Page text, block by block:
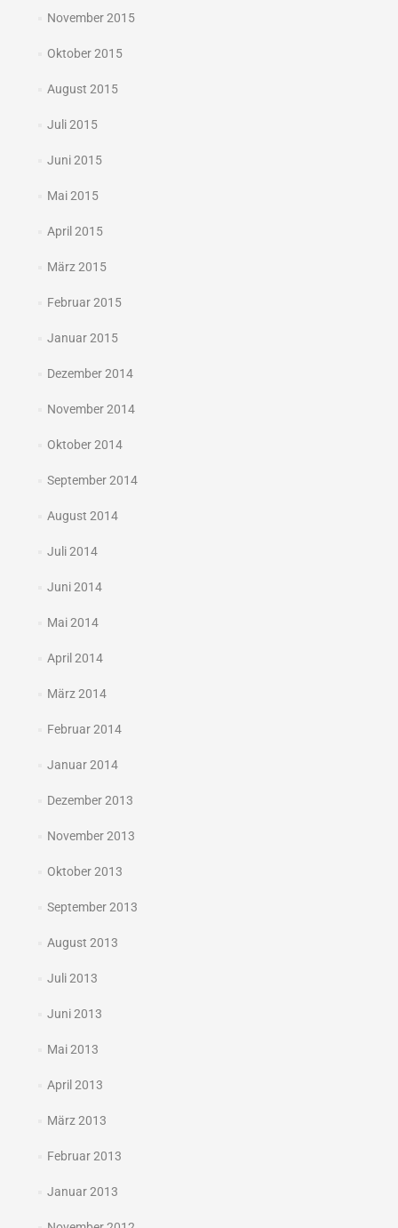
November 2015
Oktober 2015
August 2015
Juli 2015
Juni 2015
Mai 2015
April 2015
März 2015
Februar 2015
Januar 2015
Dezember 2014
November 2014
Oktober 2014
September 2014
August 2014
Juli 2014
Juni 2014
Mai 2014
April 2014
März 2014
Februar 2014
Januar 2014
Dezember 2013
November 2013
Oktober 2013
September 2013
August 2013
Juli 2013
Juni 2013
Mai 2013
April 2013
März 2013
Februar 2013
Januar 2013